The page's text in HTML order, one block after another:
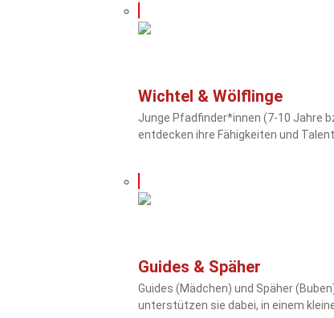
Wichtel & Wölflinge
Junge Pfadfinder*innen (7-10 Jahre
entdecken ihre Fähigkeiten und
Guides & Späher
Guides (Mädchen) und Späher
unterstützen sie dabei, in einem